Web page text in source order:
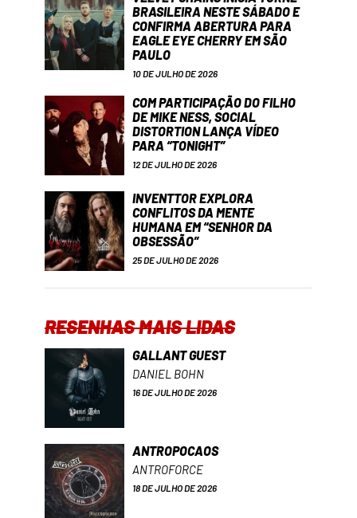
BRASILEIRA NESTE SÁBADO E
CONFIRMA ABERTURA PARA
EAGLE EYE CHERRY EM SÃO
PAULO
10 DE JULHO DE 2026
COM PARTICIPAÇÃO DO FILHO
DE MIKE NESS, SOCIAL
DISTORTION LANÇA VÍDEO
PARA “TONIGHT”
12 DE JULHO DE 2026
INVENTTOR EXPLORA
CONFLITOS DA MENTE
HUMANA EM “SENHOR DA
OBSESSÃO”
25 DE JULHO DE 2026
RESENHAS MAIS LIDAS
GALLANT GUEST
DANIEL BOHN
16 DE JULHO DE 2026
ANTROPOCAOS
ANTROFORCE
18 DE JULHO DE 2026